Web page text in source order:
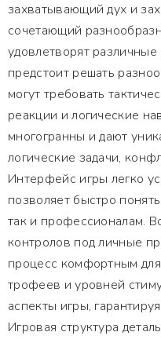
захватывающий дух и
сочетающий
удовлетворят
предстоит решать
могут требовать
реакции и логические
многогранны и дают
логические задачи,
Интерфейс игры легко
позволяет быстро
так и профессионалам.
контролов под личные
процесс комфортным
трофеев и уровней
аспекты игры,
Игровая структура